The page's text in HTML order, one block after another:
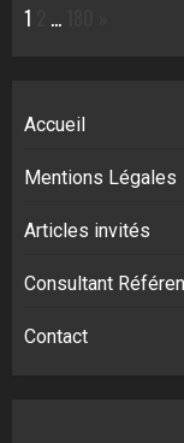
Page:
1 …
Accueil
Mentions Légales
Articles invités
Consultant
Contact